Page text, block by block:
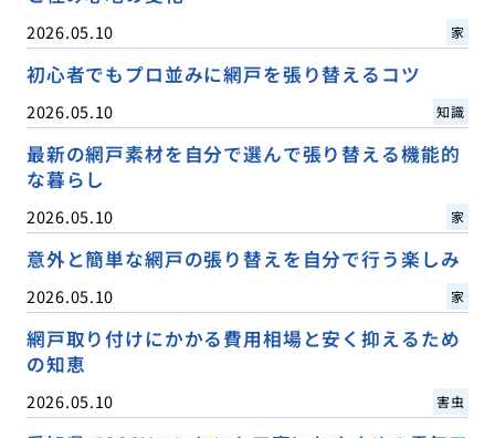
2026.05.10 家
初心者でもプロ並みに網戸を張り替えるコツ
2026.05.10 知識
最新の網戸素材を自分で選んで張り替える機能的
な暮らし
2026.05.10 家
意外と簡単な網戸の張り替えを自分で行う楽しみ
2026.05.10 家
網戸取り付けにかかる費用相場と安く抑えるため
の知恵
2026.05.10 害虫